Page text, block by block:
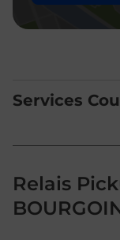
Services
Relais